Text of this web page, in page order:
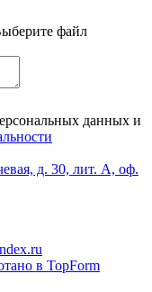
файл
данных и
д. 30, лит. А, оф.
в TopForm